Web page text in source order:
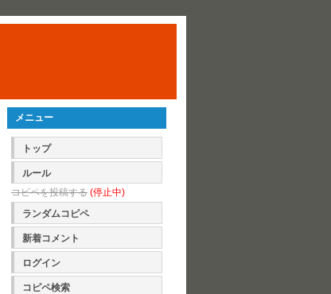
メニュー
トップ
ルール
コピペを投稿する (停止中)
ランダムコピペ
新着コメント
ログイン
コピペ検索